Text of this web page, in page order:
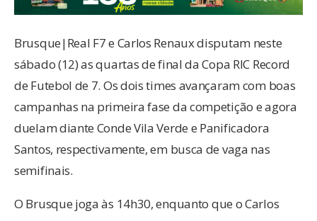
Brusque|Real F7 e Carlos Renaux disputam neste
sábado (12) as quartas de final da Copa RIC Record
de Futebol de 7. Os dois times avançaram com boas
campanhas na primeira fase da competição e agora
duelam diante Conde Vila Verde e Panificadora
Santos, respectivamente, em busca de vaga nas
semifinais.
O Brusque joga às 14h30, enquanto que o Carlos